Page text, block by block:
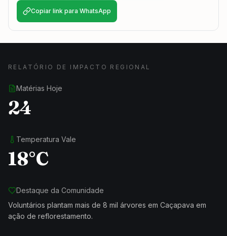
Copiar link para WhatsApp
RELATÓRIO DE IMPACTO REGIONAL
Matérias Hoje
24
Temperatura Vale
18°C
Destaque da Comunidade
Voluntários plantam mais de 8 mil árvores em Caçapava em
ação de reflorestamento.